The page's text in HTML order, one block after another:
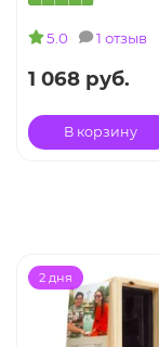
5.0 1 отзыв
1 068 руб.
В корзину
2 дня